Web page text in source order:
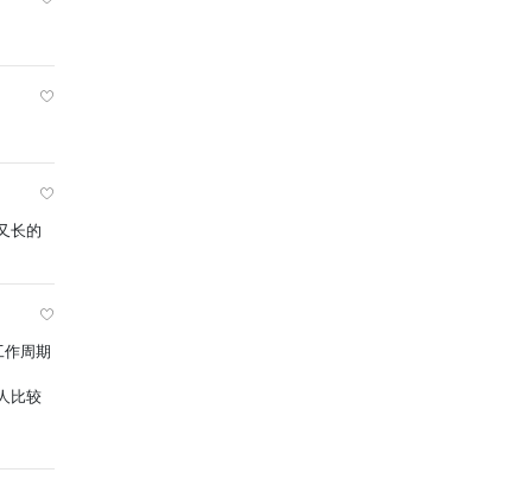
长的
周期
比较